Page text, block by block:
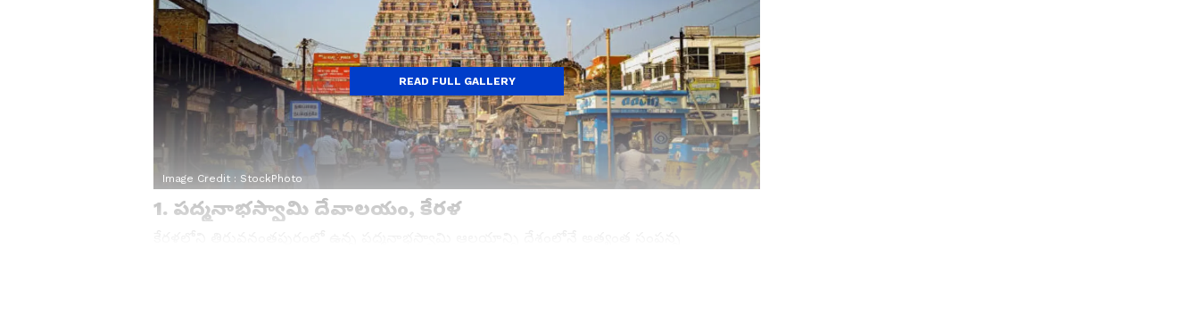
Image Credit : StockPhoto
1. పద్మనాభస్వామి దేవాలయం, కేరళ
READ FULL GALLERY